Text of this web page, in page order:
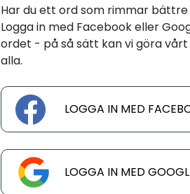
Har du ett ord som rimmar bättre
Logga in med Facebook eller
ordet - på så sätt kan vi göra
alla.
LOGGA IN MED
LOGGA IN MED